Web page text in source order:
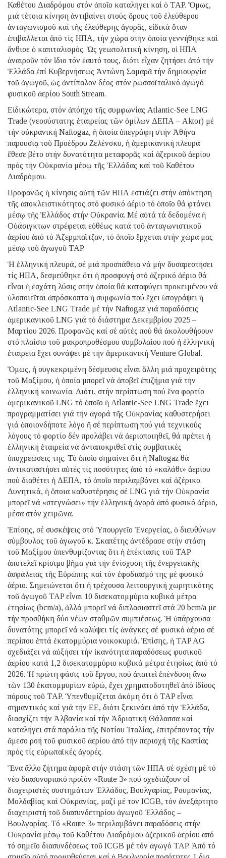
Καθέτου Διαδρόμου στόν ὁποῖο καταλήγει καί ὁ TAP. Ὅμως,
μιά τέτοια κίνηση ἀντιβαίνει στούς ὅρους τοῦ ἐλεύθερου
ἀνταγωνισμοῦ καί τῆς ἐλεύθερης ἀγορᾶς, εἰδικά ὅταν
ἐπιβάλλεται ἀπό τίς ΗΠΑ, τήν χώρα στήν ὁποία γεννήθηκε καί
ἄνθισε ὁ καπιταλισμός. Ὡς γεωπολιτική κίνηση, οἱ ΗΠΑ
ἀναιροῦν τόν ἴδιο τόν ἑαυτό τους, διότι εἶχαν ζητήσει ἀπό τήν
Ἑλλάδα ἐπί Κυβερνήσεως Ἀντώνη Σαμαρᾶ τήν δημιουργία
τοῦ ἀγωγοῦ, ὡς ἀντίπαλον δέος στόν ρωσσοϊταλικό ἀγωγό
φυσικοῦ ἀερίου South Stream.
Εἰδικώτερα, στόν ἀπόηχο τῆς συμφωνίας Atlantic-See LNG
Trade (νεοσύστατης ἑταιρείας τῶν ὁμίλων ΔΕΠΑ – Aktor) μέ
τήν οὐκρανική Naftogaz, ἡ ὁποία ὑπεγράφη στήν Ἀθήνα
παρουσίᾳ τοῦ Προέδρου Ζελένσκυ, ἡ ἀμερικανική πλευρά
ἔθεσε βέτο στήν δυνατότητα μεταφορᾶς καί ἀζερικοῦ ἀερίου
πρός τήν Οὐκρανία μέσῳ τῆς Ἑλλάδας καί τοῦ Καθέτου
Διαδρόμου.
Προφανῶς ἡ κίνησις αὐτή τῶν ΗΠΑ ἑστιάζει στήν ἀπόκτηση
τῆς ἀποκλειστικότητος στό φυσικό ἀέριο τό ὁποῖο θά φτάνει
μέσῳ τῆς Ἑλλάδος στήν Οὐκρανία. Μέ αὐτά τά δεδομένα ἡ
Οὐάσιγκτων στρέφεται εὐθέως κατά τοῦ ἀνταγωνιστικοῦ
ἀερίου ἀπό τό Ἀζερμπαϊτζαν, τό ὁποῖο ἔρχεται στήν χώρα μας
μέσῳ τοῦ ἀγωγοῦ TAP.
Ἡ ἑλληνική πλευρά, σέ μιά προσπάθεια νά μήν δυσαρεστήσει
τίς ΗΠΑ, δεσμεύθηκε ὅτι ἡ προσφυγή στό ἀζερικό ἀέριο θά
εἶναι ἡ ἐσχάτη λύσις στήν ὁποία θά καταφύγει προκειμένου νά
ὑλοποιεῖται ἀπρόσκοπτα ἡ συμφωνία πού ἔχει ὑπογράψει ἡ
Atlantic-See LNG Trade μέ τήν Naftogaz γιά παραδόσεις
ἀμερικανικοῦ LNG γιά τό διάστημα Δεκεμβρίου 2025 –
Μαρτίου 2026. Προφανῶς καί σέ αὐτές πού θά ἀκολουθήσουν
στό πλαίσιο τοῦ μακροπροθέσμου συμβολαίου πού ἡ ἑλληνική
ἑταιρεία ἔχει συνάψει μέ τήν ἀμερικανική Venture Global.
Ὅμως, ἡ συγκεκριμένη δέσμευσις εἶναι ἄλλη μιά προχειρότης
τοῦ Μαξίμου, ἡ ὁποία μπορεῖ νά ἀποβεῖ ἐπιζήμια γιά τήν
ἑλληνική κοινωνία. Διότι, στήν περίπτωση πού ἕνα φορτίο
ἀμερικανικοῦ LNG τό ὁποῖο ἡ Atlantic-See LNG Trade ἔχει
προγραμματίσει γιά τήν ἀγορά τῆς Οὐκρανίας καθυστερήσει
γιά ὁποιονδήποτε λόγο ἤ σέ περίπτωση πού γιά τεχνικούς
λόγους τό φορτίο δέν προλάβει νά ἀεριοποιηθεῖ, θά πρέπει ἡ
ἑλληνική ἑταιρεία νά ἀνταποκριθεῖ στίς συμβατικές
ὑποχρεώσεις της. Τό ὁποῖο σημαίνει ὅτι ἡ Νaftogaz θά
ἀντικαταστήσει αὐτές τίς ποσότητες ἀπό τό «καλάθι» ἀερίου
πού διαθέτει ἡ ΔΕΠΑ, τό ὁποῖο περιλαμβάνει καί ἀζέρικο.
Δυνητικά, ἡ ὅποια καθυστέρησις σέ LNG γιά τήν Οὐκρανία
μπορεῖ νά «στεγνώσει» τήν ἑλληνική ἀγορά ἀπό φυσικό ἀέριο,
μέσα στόν χειμῶνα.
Ἐπίσης, σέ συσκέψεις στό Ὑπουργεῖο Ἐνεργείας, ὁ διευθύνων
σύμβουλος τοῦ ἀγωγοῦ κ. Σκαπέτης ἀντέδρασε στήν στάση
τοῦ Μαξίμου ὑπενθυμίζοντας ὅτι ἡ ἐπέκτασις τοῦ TAP
ἀποτελεῖ κρίσιμο βῆμα γιά τήν ἐνίσχυση τῆς ἐνεργειακῆς
ἀσφάλειας τῆς Εὐρώπης καί τόν ἐφοδιασμό της μέ φυσικό
ἀέριο. Σημειώνεται ὅτι ἡ τρέχουσα λειτουργική χωρητικότης
τοῦ ἀγωγοῦ TAP εἶναι 10 δισεκατομμύρια κυβικά μέτρα
ἐτησίως (bcm/a), ἀλλά μπορεῖ νά διπλασιαστεῖ στά 20 bcm/a με
τήν προσθήκη δύο νέων σταθμῶν συμπιέσεως. Ἡ ὑπάρχουσα
δυνατότης μπορεῖ νά καλύψει τίς ἀνάγκες σέ φυσικό ἀέριο σέ
περίπου ἑπτά ἑκατομμύρια νοικοκυριά. Ἐπίσης, ἡ TAP AG
σχεδιάζει νά αὐξήσει τήν ἱκανότητα παραδόσεως φυσικοῦ
ἀερίου κατά 1,2 δισεκατομμύριο κυβικά μέτρα ἐτησίως ἀπό τό
2026. Ἡ πρώτη φάσις τοῦ ἔργου, πού ἀπαιτεῖ ἐπένδυση ἄνω
τῶν 130 ἑκατομμυρίων εὐρώ, ἔχει χρηματοδοτηθεῖ ἀπό ἰδίους
πόρους τοῦ TAP. Ὑπενθυμίζεται ἀκόμη ὅτι ὁ TAP εἶναι
σημαντικός καί γιά τήν ΕΕ, διότι ξεκινάει ἀπό τήν Ἑλλάδα,
διασχίζει τήν Ἀλβανία καί τήν Ἀδριατική Θάλασσα καί
καταλήγει στά παράλια τῆς Νoτίου Ἰταλίας, ἐπιτρέποντας τήν
ἄμεσο ροή τοῦ φυσικοῦ ἀερίου ἀπό τήν περιοχή τῆς Κασπίας
πρός τίς εὐρωπαϊκές ἀγορές.
Ἕνα ἄλλο ζήτημα ἀφορᾶ στήν στάση τῶν ΗΠΑ σέ σχέση μέ τό
νέο διασυνοριακό προϊόν «Route 3» πού σχεδιάζουν οἱ
διαχειριστές συστημάτων Ἑλλάδος, Βουλγαρίας, Ρουμανίας,
Μολδαβίας καί Οὐκρανίας, μαζί μέ τον ICGB, τόν ἀνεξάρτητο
διαχειριστή τοῦ διασυνδετηρίου ἀγωγοῦ Ἑλλάδος –
Βουλγαρίας. Τό «Route 3» περιλαμβάνει παραδόσεις στήν
Οὐκρανία μέσῳ τοῦ Καθέτου Διαδρόμου ἀζερικοῦ ἀερίου από
τό σημεῖο διασυνδέσεως τοῦ ICGB μέ τόν ἀγωγό TAP. Ἀπό τό